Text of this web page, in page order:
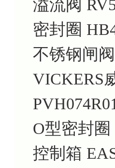
溢流阀
密封圈
不锈钢闸
VICKERS
O型密封圈
控制箱